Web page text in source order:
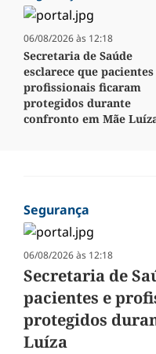
06/08/2026 às 12:18
Secretaria de Saúde
esclarece que pacientes
profissionais ficaram
protegidos durante
confronto em Mãe
Segurança
06/08/2026 às 12:18
Secretaria de
pacientes e
protegidos
Luíza